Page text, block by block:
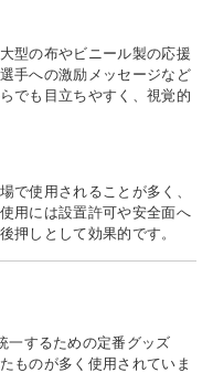
型の布やビニール製の応援
手への激励メッセージなど
でも目立ちやすく、視覚的
で使用されることが多く、
用には設置許可や安全面へ
押しとして効果的です。
一するための定番グッズ
ものが多く使用されていま